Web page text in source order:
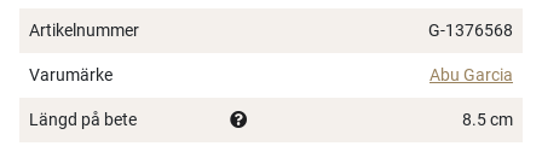
Artikelnummer G-1376568
Varumärke Abu Garcia
Längd på bete 8.5 cm